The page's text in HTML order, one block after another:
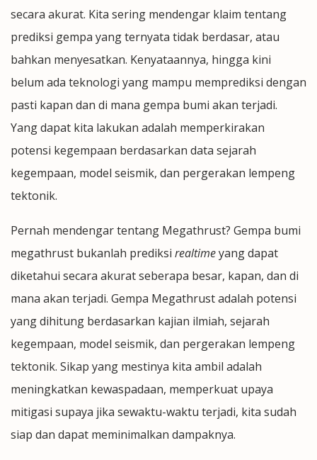
secara akurat. Kita sering mendengar klaim tentang
prediksi gempa yang ternyata tidak berdasar, atau
bahkan menyesatkan. Kenyataannya, hingga kini
belum ada teknologi yang mampu memprediksi dengan
pasti kapan dan di mana gempa bumi akan terjadi.
Yang dapat kita lakukan adalah memperkirakan
potensi kegempaan berdasarkan data sejarah
kegempaan, model seismik, dan pergerakan lempeng
tektonik.
Pernah mendengar tentang Megathrust? Gempa bumi
megathrust bukanlah prediksi realtimeyang dapat
diketahui secara akurat seberapa besar, kapan, dan di
mana akan terjadi. Gempa Megathrust adalah potensi
yang dihitung berdasarkan kajian ilmiah, sejarah
kegempaan, model seismik, dan pergerakan lempeng
tektonik. Sikap yang mestinya kita ambil adalah
meningkatkan kewaspadaan, memperkuat upaya
mitigasi supaya jika sewaktu-waktu terjadi, kita sudah
siap dan dapat meminimalkan dampaknya.